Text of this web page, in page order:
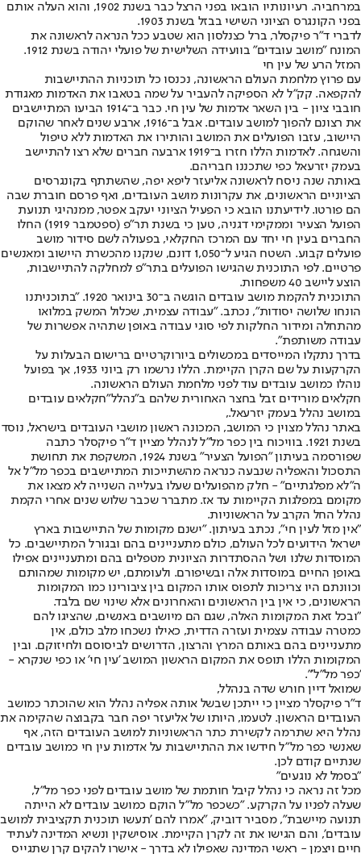
במרחביה. רעיונותיו הובאו בפני הרצל כבר בשנת 1902, והוא העלה אותם
בפני הקונגרס הציוני השישי בבזל בשנת 1903.
לדברי ד"ר פיקסלר, ברל כצנלסון הוא שטבע ככל הנראה לראשונה את
המונח "מושב עובדים" בוועידה השלישית של פועלי יהודה בשנת 1912.
המזל הרע של עין חי
עם פרוץ מלחמת העולם הראשונה, נכנסו כל תוכניות ההתיישבות
להקפאה. קק"ל לא הספיקה להעביר על שמה בטאבו את האדמות מאגודת
חובבי ציון - בין השאר אדמות של עין חי. כבר ב־1914 הביעו המתיישבים
את רצונם להפוך למושב עובדים. אבל ב־1916, ארבע שנים לאחר שהוקם
היישוב, עזבו הפועלים את המושב והותירו את האדמות ללא טיפול
והשגחה. לאדמות הללו חזרו ב־1919 ארבעה חברים שלא רצו להתיישב
בעמק יזרעאל כפי שתכננו חבריהם.
באותה שנה ניסח לראשונה אליעזר ליפא יפה, שהשתתף בקונגרסים
הציוניים הראשונים, את עקרונות מושב העובדים, ואף פרסם חוברת שבה
הם פורטו. לידיעתנו הובא כי הפעיל הציוני יעקב אפטר, ממנהיגי תנועת
הפועל הצעיר וממקימי דגניה, טען כי בשנת תר"פ (ספטמבר 1919) החלו
החברים בעין חי יחד עם המרכז החקלאי, בפעולה לשם סידור מושב
פועלים קבוע. השטח הגיע ל־1,050 דונם, שנקנו מהכשרת היישוב ומאנשים
פרטיים. לפי התוכנית שהגישו הפועלים בתר"פ למחלקה להתיישבות,
הוצע ליישב 40 משפחות.
התוכנית להקמת מושב עובדים הוגשה ב־30 בינואר 1920. "בתוכניתנו
הונחו שלושה יסודות", נכתב. "עבודה עצמית, שכלול המשק במלואו
מהתחלה ומידור החלקות לפי סוגי עבודה באופן שתהיה אפשרות של
עבודה משותפת".
בדרך נתקלו המייסדים במכשולים ביורוקרטיים ברישום הבעלות על
הקרקעות על שם הקרן הקיימת. הללו נרשמו רק ביוני 1933, אך בפועל
נוהלו כמושב עובדים עוד לפני מלחמת העולם הראשונה.
חקלאים מורידים זבל בחצר האחורית שלהם ב"נהלל"חקלאים עובדים
במושב נהלל בעמק יזרעאל.,
באתר נהלל מצוין כי המושב, המכונה ראשון מושבי העובדים בישראל, נוסד
בשנת 1921. בוויכוח בין כפר מל"ל לנהלל מציין ד"ר פיקסלר כתבה
שפורסמה בעיתון "הפועל הצעיר" בשנת 1924, המשקפת את תחושת
התסכול והאפליה שנבעה כנראה מהשתייכות המתיישבים בכפר מל"ל אל
ה"לא מפלגתיים" - חלק מהפועלים שעלו בעלייה השנייה לא מצאו את
מקומם במפלגות הקיימות עד אז. מתברר שכבר שלוש שנים אחרי הקמת
נהלל החל הקרב על הראשוניות.
"אין מזל לעין חי", נכתב בעיתון. "ישנם מקומות של התיישבות בארץ
ישראל הידועים לכל העולם, כולם מתעניינים בהם ובגורל המתיישבים. כל
המוסדות שלנו ושל ההסתדרות הציונית מטפלים בהם ומתעניינים אפילו
באופן החיים במוסדות אלה ובשיפורם. ולעומתם, יש מקומות שמהותם
וכוונתם היו צריכות לתפוס אותו המקום בין ציבורינו כמו המקומות
הראשונים, כי אין בין הראשונים והאחרונים אלא שינוי שם בלבד.
"ובכל זאת המקומות האלה, שגם הם מיושבים באנשים, שהציגו להם
כמטרה עבודה עצמית ועזרה הדדית, כאילו נשכחו מלב כולם, אין
מתעניינים בהם באותם המרץ והרצון, הדרושים לביסוסם ולחיזוקם. ובין
המקומות הללו תופס את המקום הראשון המושב 'עין חי' או כפי שנקרא -
'כפר מל"ל'".
שמואל דיין חורש שדה בנהלל,
ד"ר פיקסלר מציין כי ייתכן שבשל אותה אפליה נהלל הוא שהוכתר כמושב
העובדים הראשון. לטעמו, היותו של אליעזר יפה חבר בקבוצה שהקימה את
נהלל היא שתרמה לקשירת כתר הראשוניות למושב העובדים הזה, אף
שאנשי כפר מל"ל חידשו את ההתיישבות על אדמות עין חי כמושב עובדים
שנתיים קודם לכן.
"בסמל לא נוגעים"
מכל זה נראה כי נהלל קיבל חותמת של מושב עובדים לפני כפר מל"ל,
שעלה לפניו על הקרקע. "כשכפר מל"ל הוקם כמושב עובדים לא הייתה
תנועה מיישבת", מסביר דוביק, "אמרו להם 'תעשו תוכנית תקציבית למושב
עובדים', והם הגישו את זה לקרן הקיימת. אוסישקין ונשיא המדינה לעתיד
חיים ויצמן - ראשי המדינה שאפילו לא בדרך - אישרו להקים קרן שתגייס